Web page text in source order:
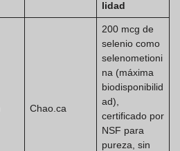
lidad
Chao.ca
200 mcg de
selenio como
selenometioni
na (máxima
biodisponibilid
ad),
certificado por
NSF para
pureza, sin